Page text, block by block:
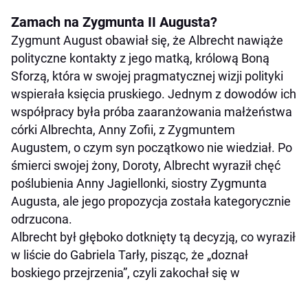
Zamach na Zygmunta II Augusta?
Zygmunt August obawiał się, że Albrecht nawiąże
polityczne kontakty z jego matką, królową Boną
Sforzą, która w swojej pragmatycznej wizji polityki
wspierała księcia pruskiego. Jednym z dowodów ich
współpracy była próba zaaranżowania małżeństwa
córki Albrechta, Anny Zofii, z Zygmuntem
Augustem, o czym syn początkowo nie wiedział. Po
śmierci swojej żony, Doroty, Albrecht wyraził chęć
poślubienia Anny Jagiellonki, siostry Zygmunta
Augusta, ale jego propozycja została kategorycznie
odrzucona.
Albrecht był głęboko dotknięty tą decyzją, co wyraził
w liście do Gabriela Tarły, pisząc, że „doznał
boskiego przejrzenia”, czyli zakochał się w